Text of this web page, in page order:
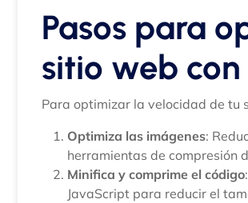
Pasos para
sitio web con
Para optimizar la velocidad de tu
Optimiza las imágenes:
herramientas de compresión
Minifica y comprime el código
JavaScript para reducir el